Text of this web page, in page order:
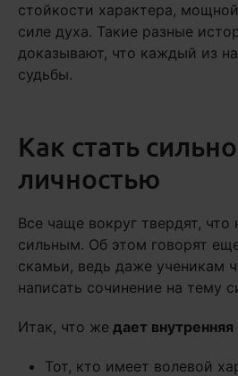
стойкости характера, мощной
силе духа. Такие разные
доказывают, что каждый из
судьбы.
Как стать
личностью
Все чаще вокруг твердят,
сильным. Об этом говорят
скамьи, ведь даже ученикам
написать сочинение на тему
Итак, что же дает внутренняя
Тот, кто имеет волевой